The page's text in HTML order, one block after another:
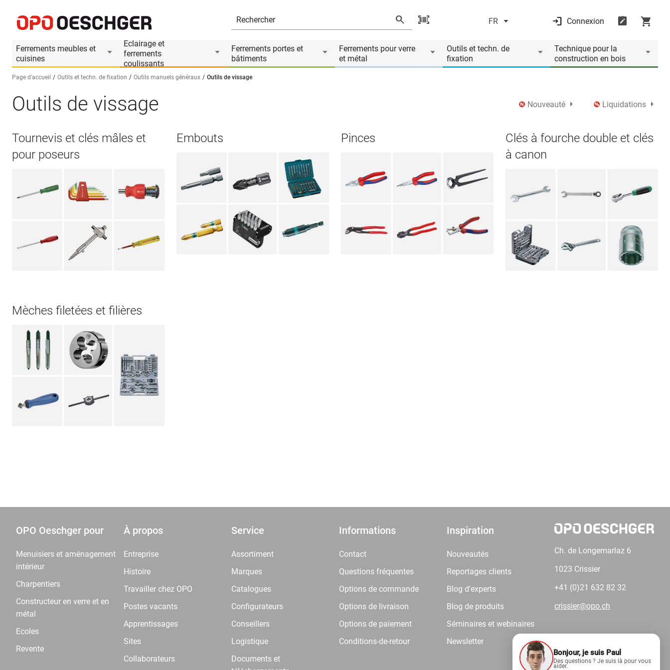
FR Connexion
Ferrements meubles et
cuisines
Eclairage et
ferrements
coulissants
Ferrements portes et
bâtiments
Ferrements pour verre
et métal
Outils et techn. de
fixation
Technique pour la
construction en bois
Sélectionnez une langue (FR)
Page d’accueil Outils et techn. de fixation Outils manuels généraux Outils de vissage
Outils de vissage Nouveauté Liquidations
Tournevis et clés mâles et
pour poseurs
Embouts Pinces
Clés à fourche double et clés
à canon
Mèches filetées et filières
OPO Oeschger pour
Menuisiers et aménagement
intérieur
Charpentiers
Constructeur en verre et en
métal
Ecoles
Revente
À propos
Entreprise
Histoire
Travailler chez OPO
Postes vacants
Apprentissages
Sites
Collaborateurs
Service
Assortiment
Marques
Catalogues
Configurateurs
Conseillers
Logistique
Documents et
Informations
Contact
Questions fréquentes
Options de commande
Options de livraison
Options de paiement
Conditions-de-retour
Inspiration
Nouveautés
Reportages clients
Blog d'experts
Blog de produits
Séminaires et webinaires
Newsletter
Ch. de Longemarlaz 6
1023 Crissier
+41 (0)21 632 82 32
crissier@opo.ch
Comptez sur nous.
Bonjour, je suis Paul
Des questions ? Je suis là pour vous
aider.